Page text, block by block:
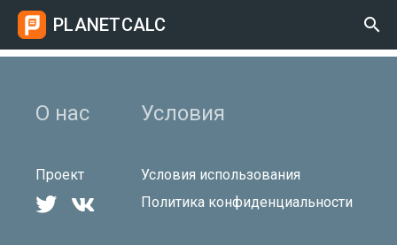
PLANETCALC 
О нас
Проект
 
Условия
Условия использования
Политика конфиденциальности